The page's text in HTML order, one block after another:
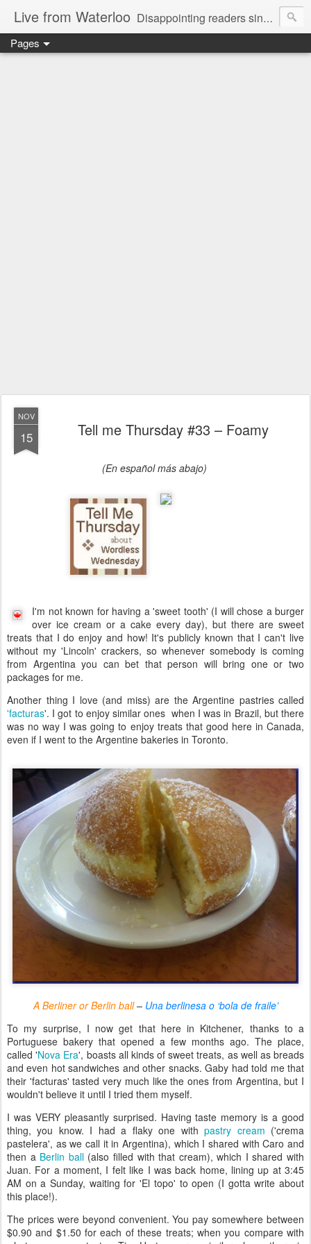
Live from Waterloo Disappointing readers since 2006
Pages
NOV
15 Tell me Thursday #33 – Foamy
(En español más abajo)
I'm not known for having a 'sweet tooth' (I will chose a burger
over ice cream or a cake every day), but there are sweet
treats that I do enjoy and how! It's publicly known that I can't live
without my 'Lincoln' crackers, so whenever somebody is coming
from Argentina you can bet that person will bring one or two
packages for me.
Another thing I love (and miss) are the Argentine pastries called
'facturas'. I got to enjoy similar ones when I was in Brazil, but there
was no way I was going to enjoy treats that good here in Canada,
even if I went to the Argentine bakeries in Toronto.
A Berliner or Berlin ball– Una berlinesa o ‘bola de fraile’
To my surprise, I now get that here in Kitchener, thanks to a
Portuguese bakery that opened a few months ago. The place,
called 'Nova Era', boasts all kinds of sweet treats, as well as breads
and even hot sandwiches and other snacks. Gaby had told me that
their 'facturas' tasted very much like the ones from Argentina, but I
wouldn't believe it until I tried them myself.
I was VERY pleasantly surprised. Having taste memory is a good
thing, you know. I had a flaky one withpastry cream ('crema
pastelera', as we call it in Argentina), which I shared with Caro and
then a Berlin ball(also filled with that cream), which I shared with
Juan. For a moment, I felt like I was back home, lining up at 3:45
AM on a Sunday, waiting for 'El topo' to open (I gotta write about
this place!).
The prices were beyond convenient. You pay somewhere between
$0.90 and $1.50 for each of these treats; when you compare with